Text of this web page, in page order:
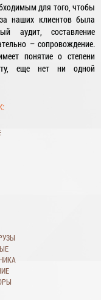
для того, чтобы
наших клиентов была
аудит, составление
– сопровождение.
понятие о степени
еще нет ни одной